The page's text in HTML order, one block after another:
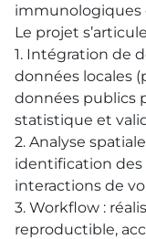
immunologiques
Le projet
1. Intégration de
données locales
données publics
statistique et
2. Analyse
identification des
interactions de
3. Workflow :
reproductible,